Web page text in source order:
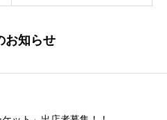
お知らせ